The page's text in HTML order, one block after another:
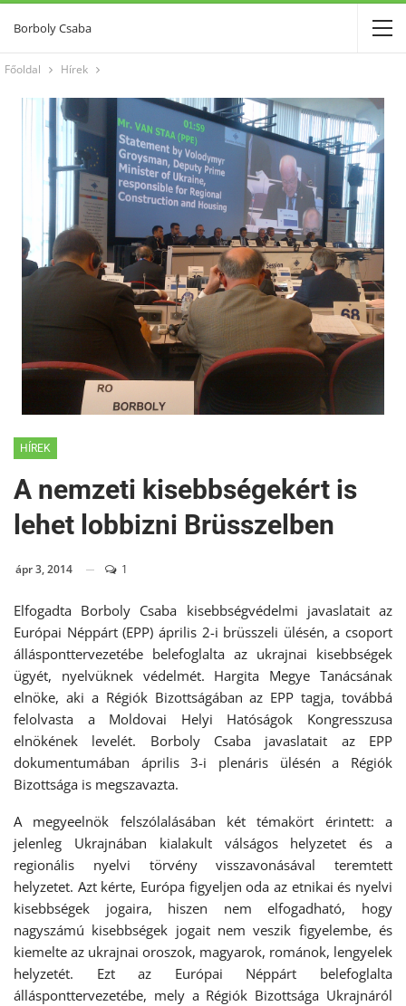
Borboly Csaba
Főoldal Hírek
HÍREK
A nemzeti kisebbségekért is
lehet lobbizni Brüsszelben
ápr 3, 2014 1
Elfogadta Borboly Csaba kisebbségvédelmi javaslatait az
Európai Néppárt (EPP) április 2-i brüsszeli ülésén, a csoport
állásponttervezetébe belefoglalta az ukrajnai kisebbségek
ügyét, nyelvüknek védelmét. Hargita Megye Tanácsának
elnöke, aki a Régiók Bizottságában az EPP tagja, továbbá
felolvasta a Moldovai Helyi Hatóságok Kongresszusa
elnökének levelét. Borboly Csaba javaslatait az EPP
dokumentumában április 3-i plenáris ülésén a Régiók
Bizottsága is megszavazta.
A megyeelnök felszólalásában két témakört érintett: a
jelenleg Ukrajnában kialakult válságos helyzetet és a
regionális nyelvi törvény visszavonásával teremtett
helyzetet. Azt kérte, Európa figyeljen oda az etnikai és nyelvi
kisebbségek jogaira, hiszen nem elfogadható, hogy
nagyszámú kisebbségek jogait nem veszik figyelembe, és
kiemelte az ukrajnai oroszok, magyarok, románok, lengyelek
helyzetét. Ezt az Európai Néppárt belefoglalta
állásponttervezetébe, mely a Régiók Bizottsága Ukrajnáról